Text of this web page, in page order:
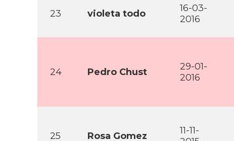
23 violeta todo
16-03-
2016
24 Pedro Chust
29-01-
2016
25 Rosa Gomez
11-11-